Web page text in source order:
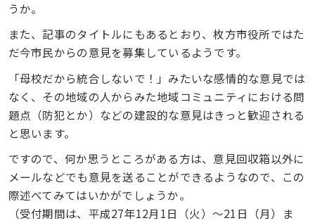
うか。
また、記事のタイトルにもあるとおり、枚方市役所ではた
だ今市民からの意見を募集しているようです。
「母校だから統合しないで！」みたいな感情的な意見では
なく、その地域の人からみた地域コミュニティにおける問
題点（防犯とか）などの建設的な意見はきっと歓迎される
と思います。
ですので、何か思うところがある方は、意見回収箱以外に
メールなどでも意見を送ることができるようなので、この
際述べてみてはいかがでしょうか。
（受付期間は、平成27年12月1日（火）〜21日（月）ま